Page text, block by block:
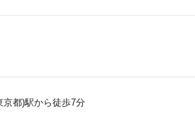
京都)駅から徒歩7分